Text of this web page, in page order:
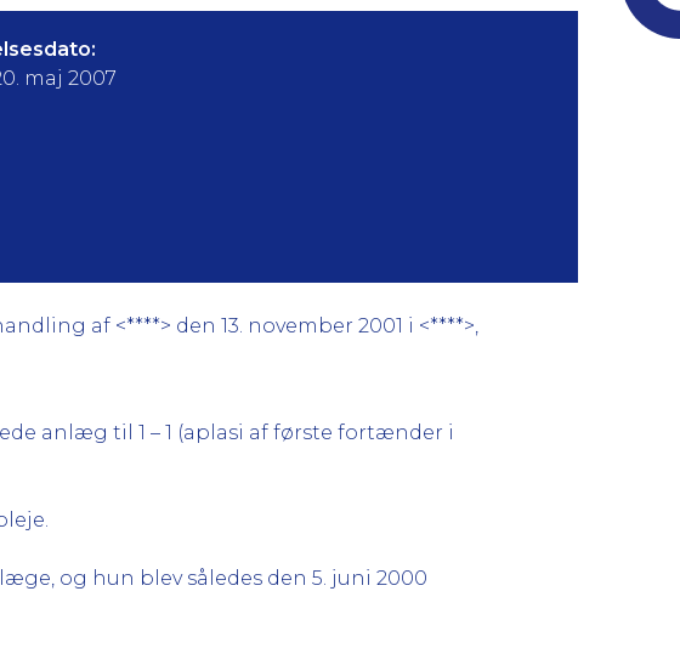
maj 2007
af <****> den 13. november 2001 i <****>,
anlæg til 1 – 1 (aplasi af første fortænder i
og hun blev således den 5. juni 2000